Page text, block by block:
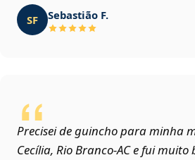
SF Sebastião F.
Precisei de guincho para minha
Cecília, Rio Branco‑AC e fui